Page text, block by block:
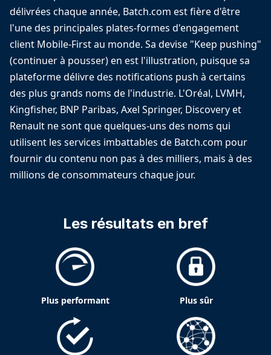
délivrées chaque année, Batch.com est fière d'être
l'une des principales plates-formes d'engagement
client Mobile-First au monde. Sa devise "Keep pushing"
(continuer à pousser) en est l'illustration, puisque sa
plateforme délivre des notifications push à certains
des plus grands noms de l'industrie. L'Oréal, LVMH,
Kingfisher, BNP Paribas, Axel Springer, Discovery et
Renault ne sont que quelques-uns des noms qui
utilisent les services imbattables de Batch.com pour
fournir du contenu non pas à des milliers, mais à des
millions de consommateurs chaque jour.
Les résultats en bref
Plus performant Plus sûr